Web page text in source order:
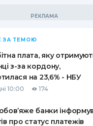
ВІНЬЄТКА
ВІД
ВИПАДКІВ
ПИТАННЯ ТА
ПУТІВНИКИ ПО
ЗАОЩАДЖЕННЯМ
ЗА ТЕМОЮ
плата, яку
з-за кордону,
на 23,6% - НБУ
10:00 174
банки
про статус платежів